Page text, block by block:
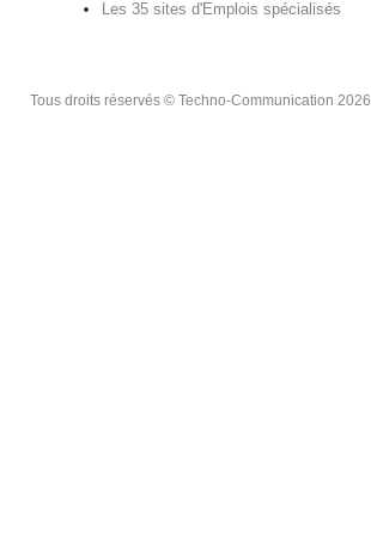
Les 35 sites d'Emplois spécialisés
Tous droits réservés © Techno-Communication 2026